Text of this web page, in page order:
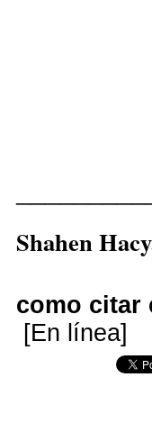
Shahen
como citar
[En línea]